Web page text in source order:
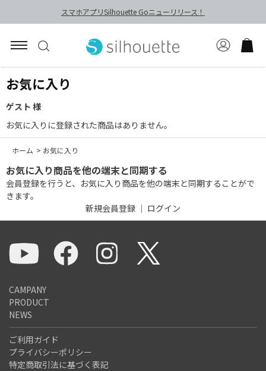
スマホアプリSilhouette Goニューリリース！
お気に入り
ゲスト 様
お気に入りに登録された商品はありません。
ホーム > お気に入り
お気に入り商品を他の端末と同期する
会員登録を行うと、お気に入り商品を他の端末と同期することがで
きます。
新規会員登録 ｜ ログイン
CAMPANY
PRODUCT
NEWS
ご利用ガイド
プライバシーポリシー
特定商取引法に基づく表記